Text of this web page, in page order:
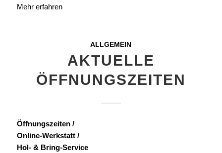
Mehr erfahren
ALLGEMEIN
AKTUELLE
ÖFFNUNGSZEITEN
Öffnungszeiten /
Online-Werkstatt /
Hol- & Bring-Service